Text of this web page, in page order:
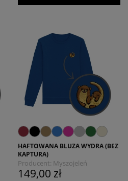
HAFTOWANA BLUZA WYDRA (BEZ
KAPTURA)
Producent: Myszojeleń
149,00 zł